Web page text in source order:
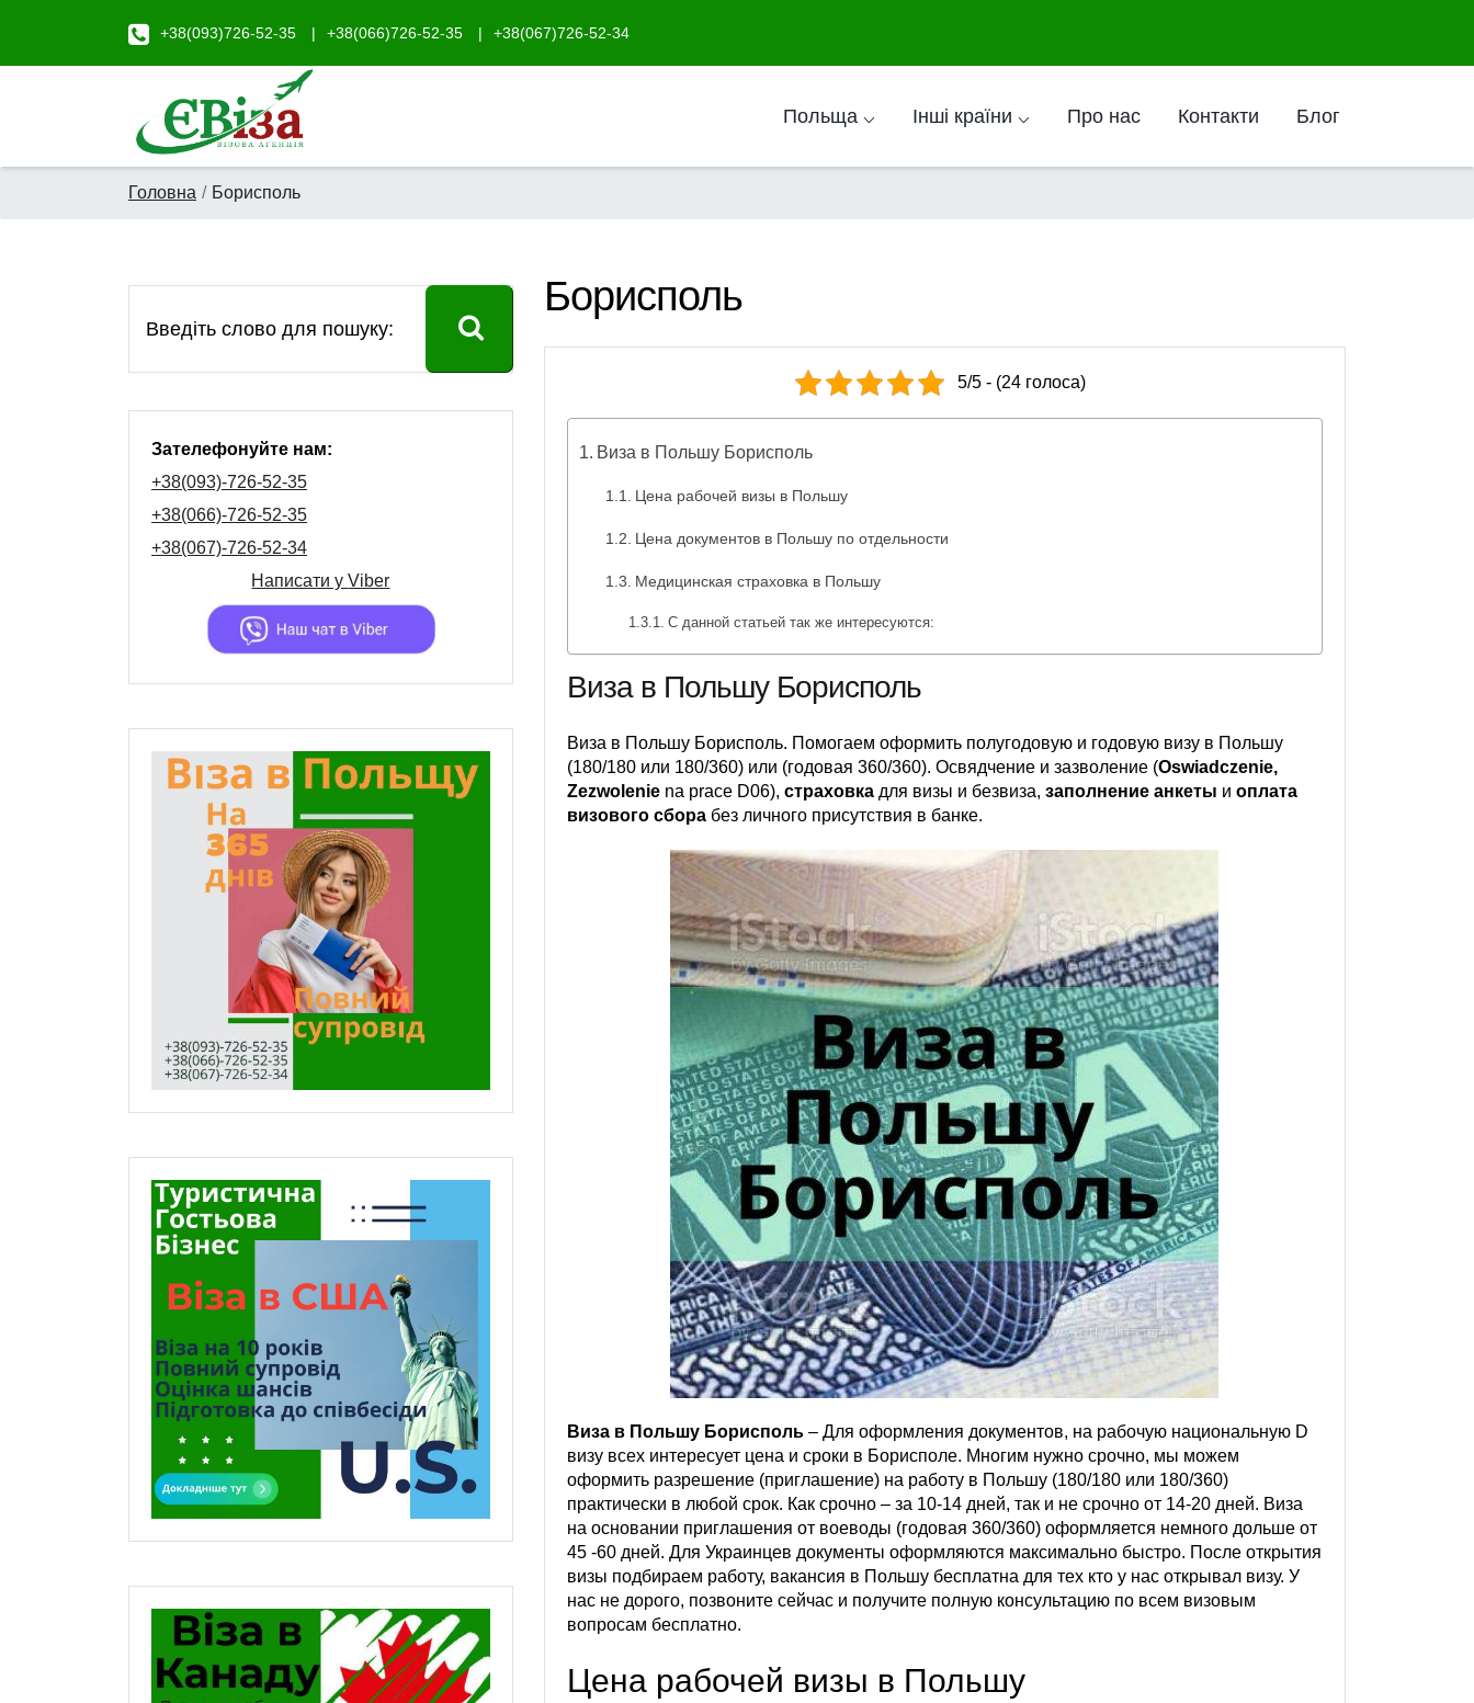
+38(093)726-52-35 +38(066)726-52-35 +38(067)726-52-34
Польща ⌵ Інші країни ⌵ Про нас Контакти Блог
Головна Борисполь
Борисполь
5/5 - (24 голоса)
Виза в Польшу Борисполь
Цена рабочей визы в Польшу
Цена документов в Польшу по отдельности
Медицинская страховка в Польшу
С данной статьей так же интересуются:
Виза в Польшу Борисполь
Виза в Польшу Борисполь. Помогаем оформить полугодовую и годовую визу в Польшу
(180/180 или 180/360) или (годовая 360/360). Освядчение и зазволение (Oswiadczenie,
Zezwoleniena prace D06), страховкадля визы и безвиза, заполнение анкеты и оплата
визового сборабез личного присутствия в банке.
Виза в Польшу Борисполь – Для оформления документов, на рабочую национальную D
визу всех интересует цена и сроки в Борисполе. Многим нужно срочно, мы можем
оформить разрешение (приглашение) на работу в Польшу (180/180 или 180/360)
практически в любой срок. Как срочно – за 10-14 дней, так и не срочно от 14-20 дней. Виза
на основании приглашения от воеводы (годовая 360/360) оформляется немного дольше от
45 -60 дней. Для Украинцев документы оформляются максимально быстро. После открытия
визы подбираем работу, вакансия в Польшу бесплатна для тех кто у нас открывал визу. У
нас не дорого, позвоните сейчас и получите полную консультацию по всем визовым
вопросам бесплатно.
Цена рабочей визы в Польшу
Зателефонуйте нам:
+38(093)-726-52-35
+38(066)-726-52-35
+38(067)-726-52-34
Написати уViber